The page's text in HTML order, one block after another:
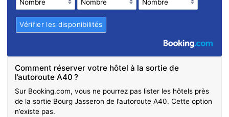
Comment réserver votre hôtel à la sortie de
l’autoroute A40 ?
Sur Booking.com, vous ne pourrez pas lister les hôtels près
de la sortie Bourg Jasseron de l’autoroute A40. Cette option
n’existe pas.